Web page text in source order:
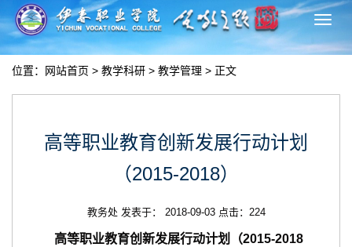
切
换
位置： 网站首页 > 教学科研 > 教学管理 > 正文
高等职业教育创新发展行动计划
（2015-2018）
教务处 发表于： 2018-09-03 点击： 224
高等职业教育创新发展行动计划（2015-2018